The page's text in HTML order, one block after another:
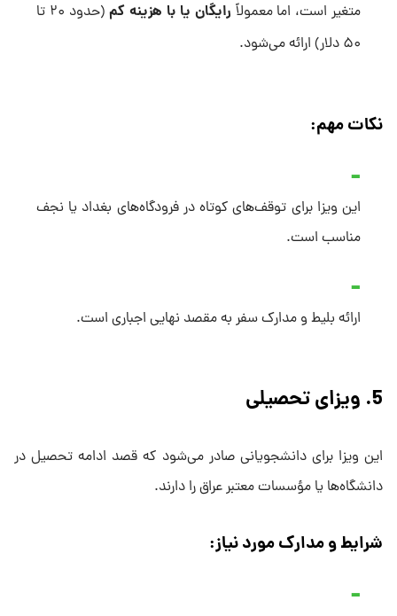
متغیر است، اما معمولاً رایگان یا با هزینه کم
(حدود ۲۰ تا
۵۰ دلار) ارائه می‌شود.
نکات مهم:
این ویزا برای توقف‌های کوتاه در فرودگاه‌های بغداد یا نجف
مناسب است.
ارائه بلیط و مدارک سفر به مقصد نهایی اجباری است.
5. ویزای تحصیلی
این ویزا برای دانشجویانی صادر می‌شود که قصد ادامه تحصیل در
دانشگاه‌ها یا مؤسسات معتبر عراق را دارند.
شرایط و مدارک مورد نیاز: